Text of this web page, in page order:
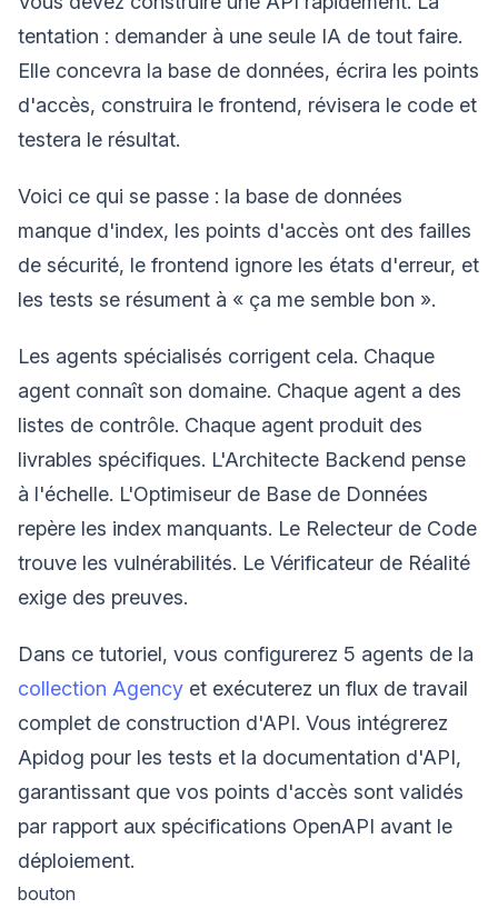
tentation : demander à une seule IA de tout faire.
Elle concevra la base de données, écrira les points
d'accès, construira le frontend, révisera le code et
testera le résultat.
Voici ce qui se passe : la base de données
manque d'index, les points d'accès ont des failles
de sécurité, le frontend ignore les états d'erreur, et
les tests se résument à « ça me semble bon ».
Les agents spécialisés corrigent cela. Chaque
agent connaît son domaine. Chaque agent a des
listes de contrôle. Chaque agent produit des
livrables spécifiques. L'Architecte Backend pense
à l'échelle. L'Optimiseur de Base de Données
repère les index manquants. Le Relecteur de Code
trouve les vulnérabilités. Le Vérificateur de Réalité
exige des preuves.
Dans ce tutoriel, vous configurerez 5 agents de la
collection Agency et exécuterez un flux de travail
complet de construction d'API. Vous intégrerez
Apidog pour les tests et la documentation d'API,
garantissant que vos points d'accès sont validés
par rapport aux spécifications OpenAPI avant le
déploiement.
bouton